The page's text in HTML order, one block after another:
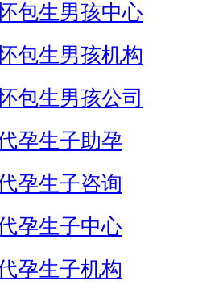
包生男孩中心
包生男孩机构
包生男孩公司
孕生子助孕
孕生子咨询
孕生子中心
孕生子机构